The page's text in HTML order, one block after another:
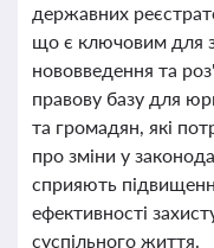
державних
що є ключовим для
нововведення та
правову базу для
та громадян, які
про зміни у
сприяють
ефективності
суспільного життя.